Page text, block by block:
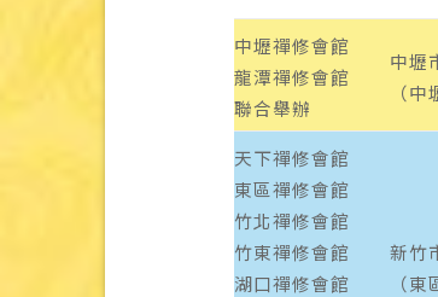
中壢禪修會館
龍潭禪修會館
聯合舉辦
中壢
（
天下禪修會館
東區禪修會館
竹北禪修會館
竹東禪修會館
湖口禪修會館
新竹
（